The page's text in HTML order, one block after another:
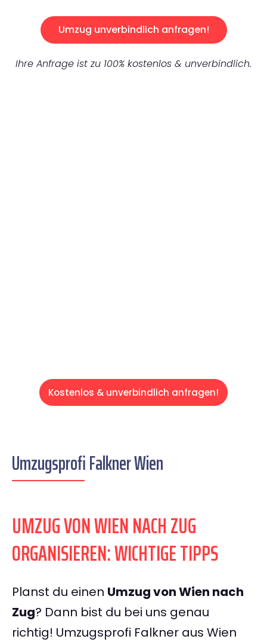
Umzug unverbindlich anfragen!
Ihre Anfrage ist zu 100% kostenlos & unverbindlich.
Kostenlos & unverbindlich anfragen!
Umzugsprofi Falkner Wien
UMZUG VON WIEN NACH ZUG
ORGANISIEREN: WICHTIGE TIPPS
Planst du einen Umzug von Wien nach
Zug? Dann bist du bei uns genau
richtig! Umzugsprofi Falkner aus Wien